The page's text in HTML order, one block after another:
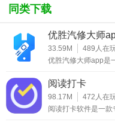
同类下载
优胜汽修大师
33.59M 489 人在
优胜汽修大师app是
阅读打卡
98.17M 472 人在
阅读打卡软件是一款